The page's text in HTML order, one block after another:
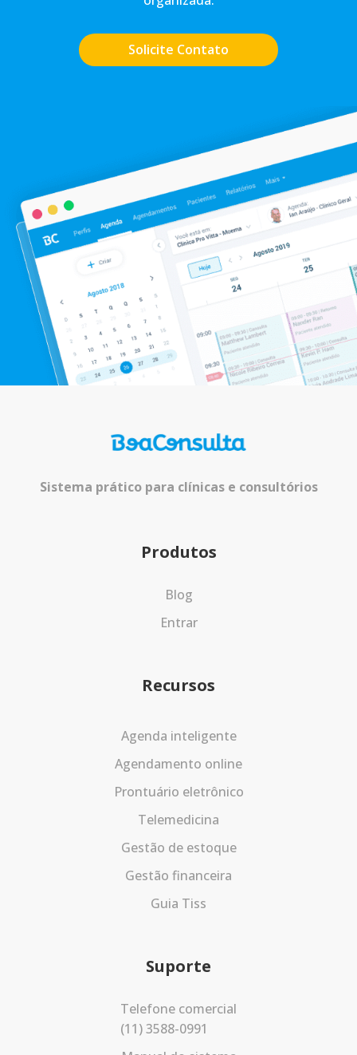
Solicite Contato
Sistema prático para clínicas e consultórios
Produtos
Blog
Entrar
Recursos
Agenda inteligente
Agendamento online
Prontuário eletrônico
Telemedicina
Gestão de estoque
Gestão financeira
Guia Tiss
Suporte
Telefone comercial
(11) 3588-0991